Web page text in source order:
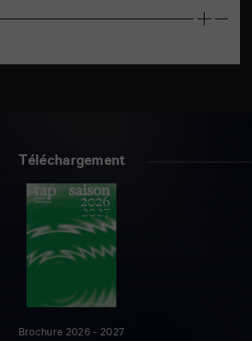
Téléchargement
Brochure 2026 - 2027